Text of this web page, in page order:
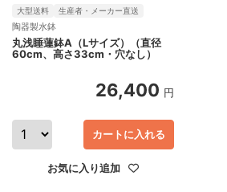
大型送料 生産者・メーカー直送
陶器製水鉢
丸浅睡蓮鉢A（Lサイズ）（直径
60cm、高さ33cm・穴なし）
26,400 円
カートに入れる
お気に入り追加